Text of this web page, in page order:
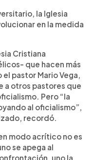
la Iglesia
en la medida
Cristiana
que hacen más
pastor Mario Vega,
a otros pastores que
Pero “la
al oficialismo”,
recordó.
modo acrítico no es
se apega al
uno la